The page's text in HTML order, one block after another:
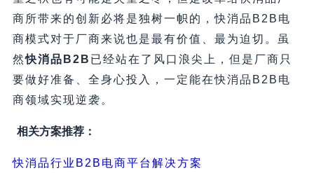
商所带来的创新必将是独树一帜的，快消品B2B电
商模式对于厂商来说也是最有价值、最为迫切。虽
然快消品B2B 已经站在了风口浪尖上，但是厂商只
要做好准备、全身心投入，一定能在快消品B2B电
商领域实现逆袭。
相关方案推荐：
快消品行业B2B电商平台解决方案